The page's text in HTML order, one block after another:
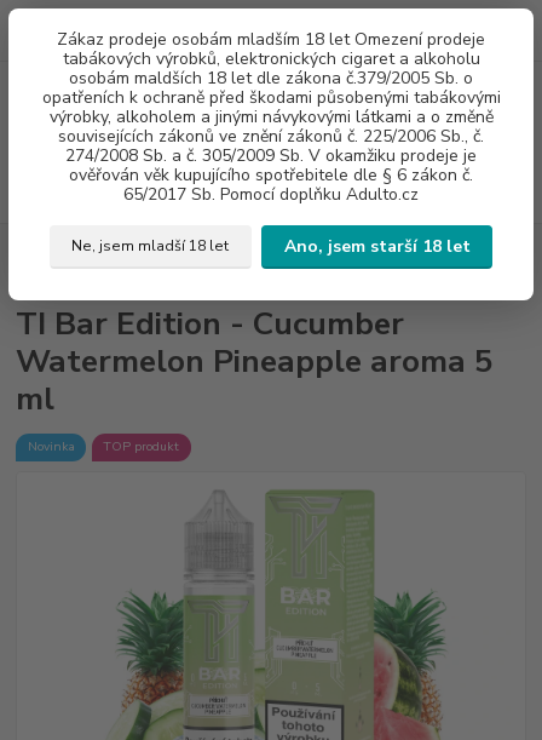
Zákaz prodeje osobám mladším 18 let Omezení prodeje
tabákových výrobků, elektronických cigaret a alkoholu
osobám maldších 18 let dle zákona č.379/2005 Sb. o
opatřeních k ochraně před škodami působenými tabákovými
výrobky, alkoholem a jinými návykovými látkami a o změně
souvisejících zákonů ve znění zákonů č. 225/2006 Sb., č.
274/2008 Sb. a č. 305/2009 Sb. V okamžiku prodeje je
ověřován věk kupujícího spotřebitele dle § 6 zákon č.
65/2017 Sb. Pomocí doplňku Adulto.cz
Ne, jsem mladší 18 let Ano, jsem starší 18 let
Menu
CZK
Hledat
8:00-20:00
za0 Kč
AROMA (polotovary)
TI Bar Edition - Cucumber Watermelon
Pineapple aroma 5 ml
TI Bar Edition - Cucumber
Watermelon Pineapple aroma 5
ml
Novinka TOP produkt